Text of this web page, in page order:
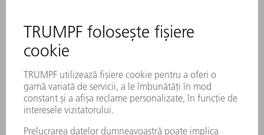
SERVICII ONLINE
CONTACT
LOCAȚII
EVENIMENTE ȘI TERMENE
ABONARE LA NEWSLETTER
FIȘE TEHNICE DE SECURITATE
PRODUSE
LASER